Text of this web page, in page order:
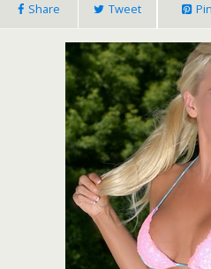
Share Tweet Pin